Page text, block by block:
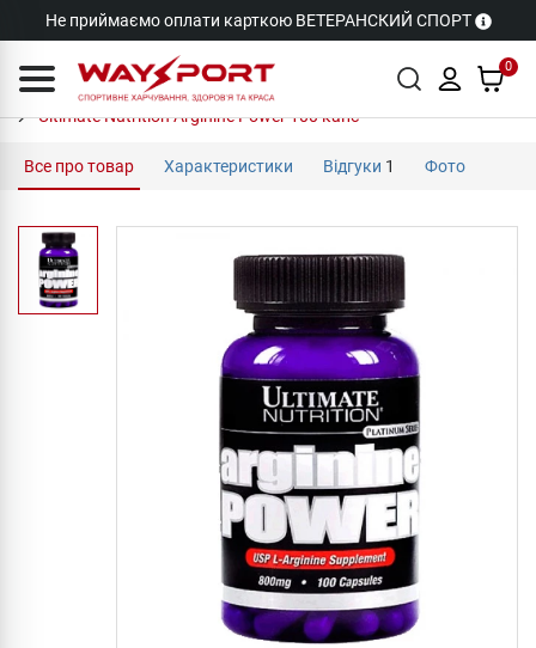
Не приймаємо оплати карткою ВЕТЕРАНСКИЙ СПОРТ
0
Ultimate Nutrition Arginine Power 100 капс
Все про товар Характеристики Відгуки 1 Фото